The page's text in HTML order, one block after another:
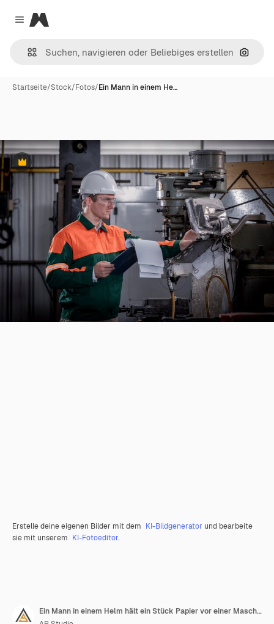
Close menu
Magnific
Nach
Startseite/Stock/Fotos/Ein Mann in einem He…
Premium
Erstelle deine eigenen Bilder mit dem KI-Bildgenerator und bearbeite
sie mit unserem KI-Fotoeditor.
Ein Mann in einem Helm hält ein Stück Papier vor einer Maschine, auf der steht, dass der Ingenieur